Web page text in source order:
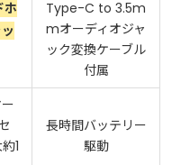
ホ
Type-C to 3.5m
mオーディオジャ
ック変換ケーブル
付属
1
長時間バッテリー
駆動